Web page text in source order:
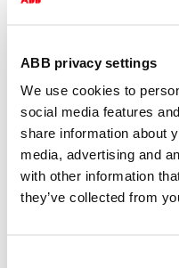
ABB privacy settings
We use cookies to
social media features
share information about
media, advertising and
with other information
they’ve collected from
2000/6
Niet